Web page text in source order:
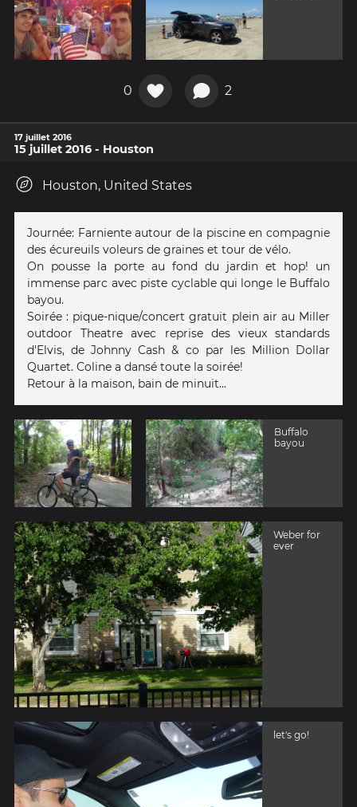
0 2
17 juillet 2016
15 juillet 2016 - Houston
Houston, United States
Journée: Farniente autour de la piscine en compagnie
des écureuils voleurs de graines et tour de vélo.
On pousse la porte au fond du jardin et hop! un
immense parc avec piste cyclable qui longe le Buffalo
bayou.
Soirée : pique-nique/concert gratuit plein air au Miller
outdoor Theatre avec reprise des vieux standards
d'Elvis, de Johnny Cash & co par les Million Dollar
Quartet. Coline a dansé toute la soirée!
Retour à la maison, bain de minuit...
Buffalo
bayou
Weber for
ever
let's go!